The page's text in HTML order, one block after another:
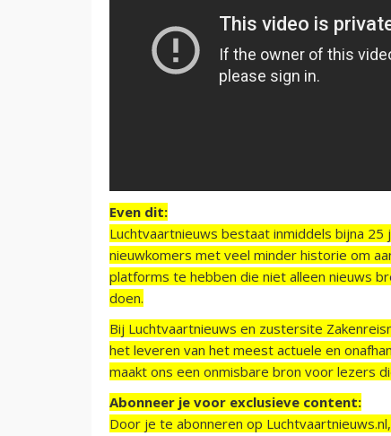
Even dit:
Luchtvaartnieuws bestaat inmiddels bijna
nieuwkomers met veel minder historie om
platforms te hebben die niet alleen nieuws
doen.
Bij Luchtvaartnieuws en zustersite
het leveren van het meest actuele en
maakt ons een onmisbare bron voor lezers
Abonneer je voor exclusieve content:
Door je te abonneren op